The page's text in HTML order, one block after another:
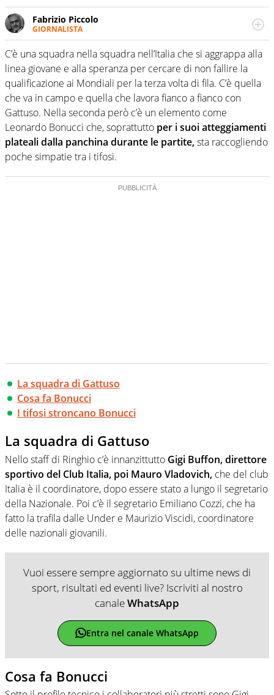
Fabrizio Piccolo
GIORNALISTA
Nella sua carriera ha seguito numerose manifestazioni
sportive e collaborato con agenzie e testate. Esperienza,
competenza, conoscenza e memoria storica. Si occupa
prevalentemente di calcio
C’è una squadra nella squadra nell’Italia che si aggrappa alla
linea giovane e alla speranza per cercare di non fallire la
qualificazione ai Mondiali per la terza volta di fila. C’è quella
che va in campo e quella che lavora fianco a fianco con
Gattuso. Nella seconda però c’è un elemento come
Leonardo Bonucci che, soprattutto per i suoi atteggiamenti
plateali dalla panchina durante le partite,sta raccogliendo
poche simpatie tra i tifosi.
La squadra di Gattuso
Cosa fa Bonucci
I tifosi stroncano Bonucci
La squadra di Gattuso
Nello staff di Ringhio c’è innanzittutto Gigi Buffon, direttore
sportivo del Club Italia, poi Mauro Vladovich, che del club
Italia è il coordinatore, dopo essere stato a lungo il segretario
della Nazionale. Poi c’è il segretario Emiliano Cozzi, che ha
fatto la trafila dalle Under e Maurizio Viscidi, coordinatore
delle nazionali giovanili.
Vuoi essere sempre aggiornato su ultime news di
sport, risultati ed eventi live? Iscriviti al nostro
canaleWhatsApp
Entra nel canale WhatsApp
Cosa fa Bonucci